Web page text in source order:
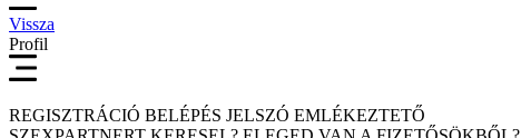
Vissza
Profil
REGISZTRÁCIÓ BELÉPÉS JELSZÓ EMLÉKEZTETŐ